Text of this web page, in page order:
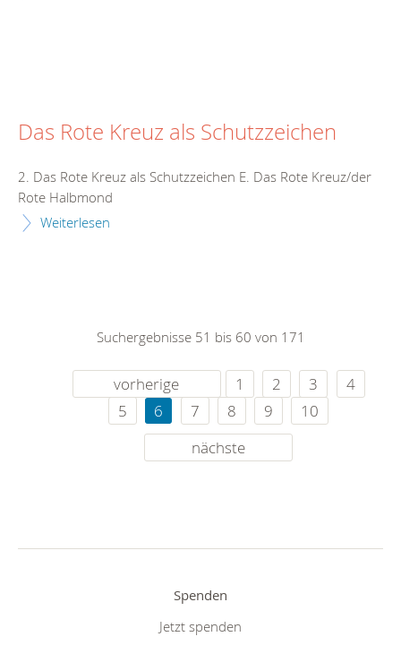
Das Rote Kreuz als Schutzzeichen
2. Das Rote Kreuz als Schutzzeichen E. Das Rote Kreuz/der
Rote Halbmond
Weiterlesen
Suchergebnisse 51 bis 60 von 171
vorherige 1 2 3
4
5
6 7 8 9
10
nächste
Spenden
Jetzt spenden